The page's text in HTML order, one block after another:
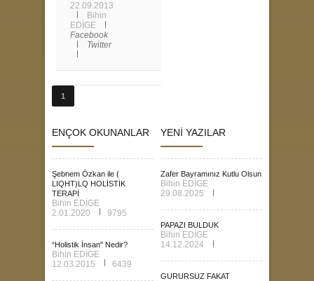
22.09.2013
Bihin
EDİGE
Facebook
Twitter
1
ENÇOK OKUNANLAR
Şebnem Özkan ile (
LIQHT)LQ HOLİSTİK
TERAPİ
Bihin EDİGE
2.01.2020
9795
“Holistik İnsan" Nedir?
Bihin EDİGE
12.03.2015
6439
YENİ YAZILAR
Zafer Bayramınız Kutlu Olsun
Bihin EDİGE
29.08.2025
PAPAZI BULDUK
Bihin EDİGE
14.12.2024
GURURSUZ FAKAT